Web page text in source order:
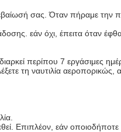
σας. Όταν πήραμε
εάν όχι, έπειτα όταν
περίπου 7 εργάσιμες
τη ναυτιλία αεροπορικώς,
Επιπλέον, εάν